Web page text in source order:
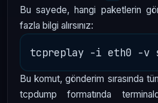
Bu sayede, hangi paketlerin
fazla bilgi alırsınız:
Bu komut, gönderim sırasında
tcpdump formatında